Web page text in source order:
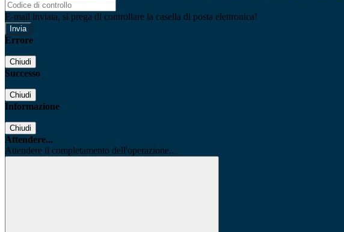
E-mail inviata, si prega di controllare la casella di posta elettronica!
Errore
Chiudi
Successo
Chiudi
Informazione
Chiudi
Attendere...
Attendere il completamento dell'operazione...